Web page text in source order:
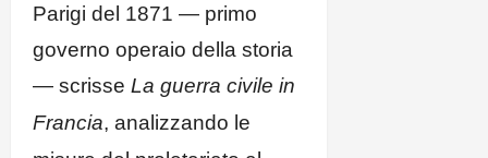
Parigi del 1871 — primo
governo operaio della storia
— scrisse La guerra civile in
Francia, analizzando le